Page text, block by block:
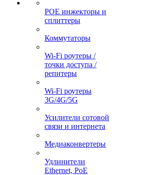
POE инжекторы и
сплиттеры
Коммутаторы
Wi-Fi роутеры /
точки доступа /
репитеры
Wi-Fi роутеры
3G/4G/5G
Усилители сотовой
связи и интернета
Медиаконвертеры
Удлинители
Ethernet, PoE